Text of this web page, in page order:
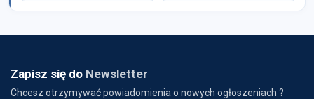
Zapisz się do Newsletter
Chcesz otrzymywać powiadomienia o nowych ogłoszeniach ?